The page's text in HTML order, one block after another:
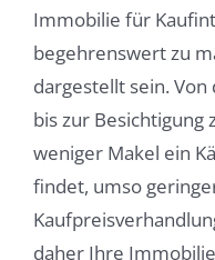
Immobilie für
begehrenswert zu
dargestellt sein. Von
bis zur Besichtigung
weniger Makel ein
findet, umso
daher Ihre